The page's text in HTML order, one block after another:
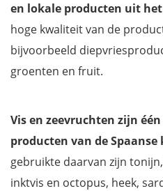
en lokale producten uit het
hoge kwaliteit van de
bijvoorbeeld
groenten en fruit.
Vis en zeevruchten zijn
producten van de Spaanse
gebruikte daarvan zijn
inktvis en octopus, heek,